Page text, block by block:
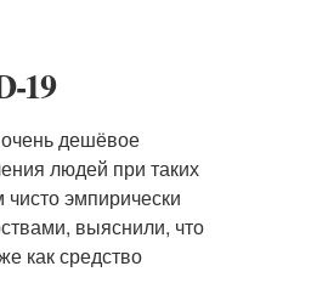
19
дешёвое
людей при таких
эмпирически
выяснили, что
как средство